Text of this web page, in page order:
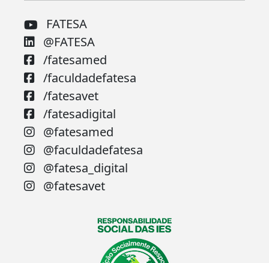
FATESA
@FATESA
/fatesamed
/faculdadefatesa
/fatesavet
/fatesadigital
@fatesamed
@faculdadefatesa
@fatesa_digital
@fatesavet